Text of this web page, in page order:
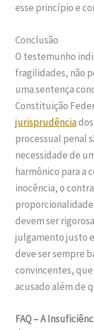
esse princípio e
Conclusão
O testemunho
fragilidades, não
uma sentença
Constituição
jurisprudência
processual penal
necessidade de
harmônico para a
inocência, o
devem ser
julgamento justo
deve ser sempre
convincentes,
acusado além de
FAQ – A